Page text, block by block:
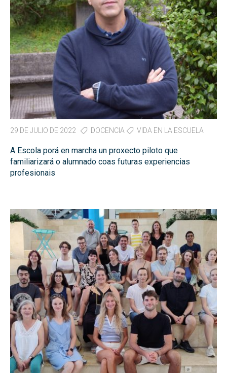
29 DE JULIO DE 2022 DOCENCIA VIDA EN LA ESCUELA
A Escola porá en marcha un proxecto piloto que
familiarizará o alumnado coas futuras experiencias
profesionais